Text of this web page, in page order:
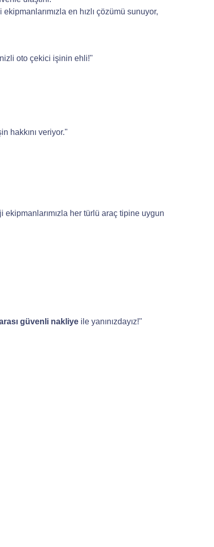
en hızlı çözümü sunuyor,
oto çekici işinin ehli!"
hakkını veriyor."
her türlü araç tipine uygun
güvenli nakliye ile yanınızdayız!"